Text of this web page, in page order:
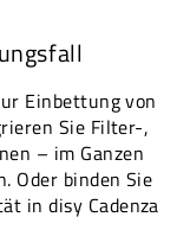
Einbettung von
Sie Filter-,
– im Ganzen
Oder binden Sie
in disy Cadenza